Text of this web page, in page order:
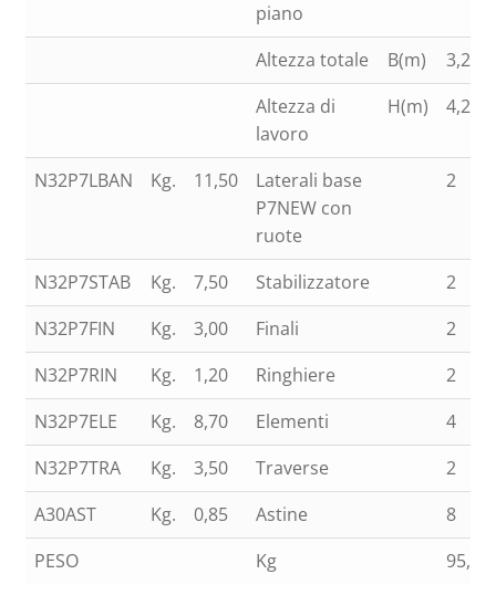
piano
Altezza totale B(m)
3,26
Altezza di
lavoro
H(m) 4,24
N32P7LBAN Kg. 11,50
Laterali base
P7NEW con
ruote
2
N32P7STAB Kg. 7,50 Stabilizzatore
2
N32P7FIN
Kg. 3,00 Finali
2
N32P7RIN
Kg. 1,20 Ringhiere
2
N32P7ELE
Kg. 8,70 Elementi
4
N32P7TRA
Kg. 3,50 Traverse
2
A30AST
Kg. 0,85 Astine
8
PESO
Kg 95,00